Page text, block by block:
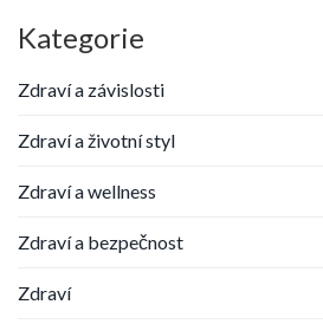
Kategorie
Zdraví a závislosti
Zdraví a životní styl
Zdraví a wellness
Zdraví a bezpečnost
Zdraví